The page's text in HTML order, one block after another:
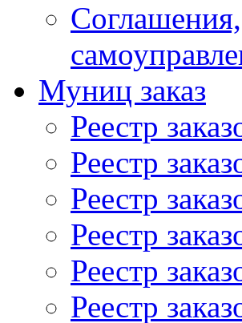
Муниц заказ
Реестр
Реестр
Реестр
Реестр
Реестр
Реестр